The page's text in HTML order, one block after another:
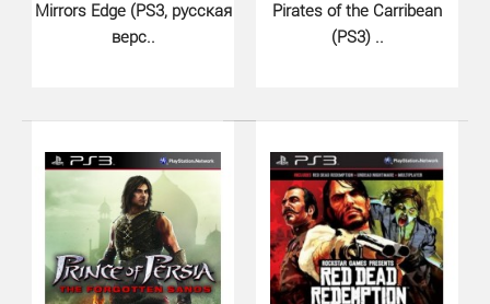
Забавный виртуальный зверек вновь возвращается, но
Mirrors Edge (PS3, русская
верс..
Pirates of the Carribean
(PS3) ..